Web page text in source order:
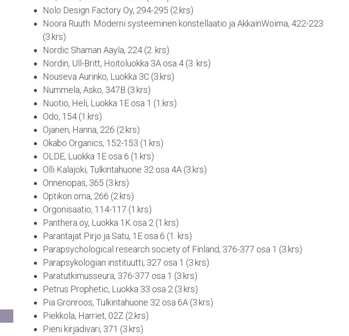
Nolo Design Factory Oy, 294-295 (2.krs)
Noora Ruuth: Moderni systeeminen konstellaatio ja AkkainWoima, 422-223
(3.krs)
Nordic Shaman Aayla, 224 (2. krs)
Nordin, Ull-Britt, Hoitoluokka 3A osa 4 (3. krs)
Nouseva Aurinko, Luokka 3C (3.krs)
Nummela, Asko, 347B (3.krs)
Nuotio, Heli, Luokka 1E osa 1 (1.krs)
Odo, 154 (1.krs)
Ojanen, Hanna, 226 (2.krs)
Okabo Organics, 152-153 (1.krs)
OLDE, Luokka 1E osa 6 (1.krs)
Olli Kalajoki, Tulkintahuone 32 osa 4A (3.krs)
Onnenopas, 365 (3.krs)
Optikon oma, 266 (2.krs)
Orgonisaatio, 114-117 (1.krs)
Panthera oy, Luokka 1K osa 2 (1.krs)
Parantajat Pirjo ja Satu, 1E osa 6 (1. krs)
Parapsychological research society of Finland, 376-377 osa 1 (3.krs)
Parapsykologian instituutti, 327 osa 1 (3.krs)
Paratutkimusseura, 376-377 osa 1 (3.krs)
Petrus Prophetic, Luokka 33 osa 2 (3.krs)
Pia Grönroos, Tulkintahuone 32 osa 6A (3.krs)
Piekkola, Harriet, 02Z (2.krs)
Pieni kirjadivari, 371 (3.krs)